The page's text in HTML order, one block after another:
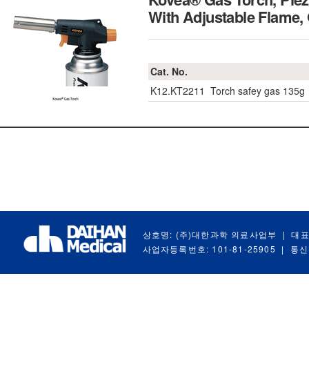
With Adjustable Flame,
Cat. No.
K12.KT2211 Torch safey gas 135g
상호명: (주)대한과학 의료사업부 |
대
사업자등록번호: 101-81-25905
| 통